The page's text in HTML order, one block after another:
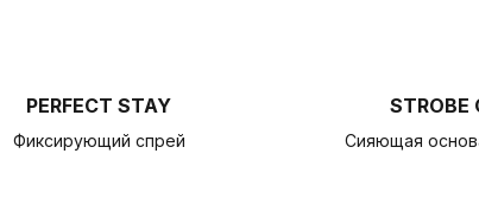
PERFECT STAY
Фиксирующий спрей
STROBE
Сияющая